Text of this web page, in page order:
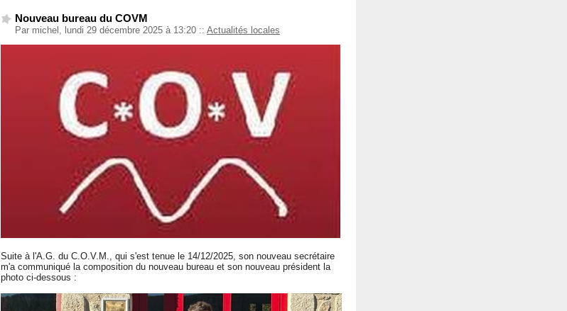
Nouveau bureau du COVM
Par michel, lundi 29 décembre 2025 à 13:20 :: Actualités locales
Suite à l'A.G. du C.O.V.M., qui s'est tenue le 14/12/2025, son nouveau secrétaire
m'a communiqué la composition du nouveau bureau et son nouveau président la
photo ci-dessous :